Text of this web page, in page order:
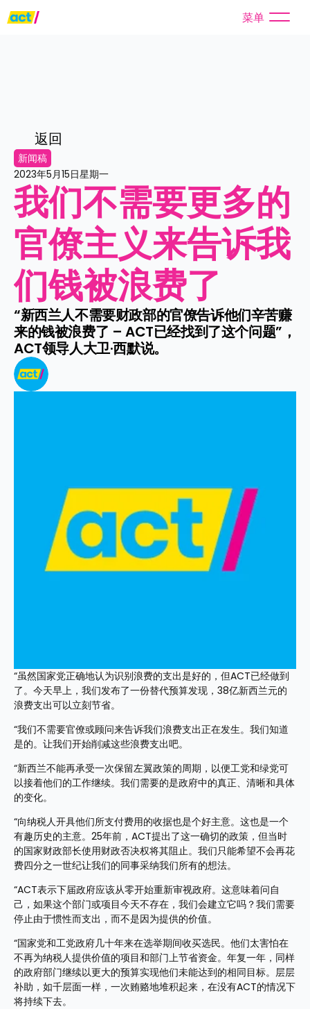
菜单
返回
新闻稿
2023年5月15日星期一
我们不需要更多的
官僚主义来告诉我
们钱被浪费了
“新西兰人不需要财政部的官僚告诉他们辛苦赚
来的钱被浪费了 – ACT已经找到了这个问题”，
ACT领导人大卫·西默说。
“虽然国家党正确地认为识别浪费的支出是好的，但ACT已经做到
了。今天早上，我们发布了一份替代预算发现，38亿新西兰元的
浪费支出可以立刻节省。
“我们不需要官僚或顾问来告诉我们浪费支出正在发生。我们知道
是的。让我们开始削减这些浪费支出吧。
“新西兰不能再承受一次保留左翼政策的周期，以便工党和绿党可
以接着他们的工作继续。我们需要的是政府中的真正、清晰和具体
的变化。
“向纳税人开具他们所支付费用的收据也是个好主意。这也是一个
有趣历史的主意。25年前，ACT提出了这一确切的政策，但当时
的国家财政部长使用财政否决权将其阻止。我们只能希望不会再花
费四分之一世纪让我们的同事采纳我们所有的想法。
“ACT表示下届政府应该从零开始重新审视政府。这意味着问自
己，如果这个部门或项目今天不存在，我们会建立它吗？我们需要
停止由于惯性而支出，而不是因为提供的价值。
“国家党和工党政府几十年来在选举期间收买选民。他们太害怕在
不再为纳税人提供价值的项目和部门上节省资金。年复一年，同样
的政府部门继续以更大的预算实现他们未能达到的相同目标。层层
补助，如千层面一样，一次贿赂地堆积起来，在没有ACT的情况下
将持续下去。